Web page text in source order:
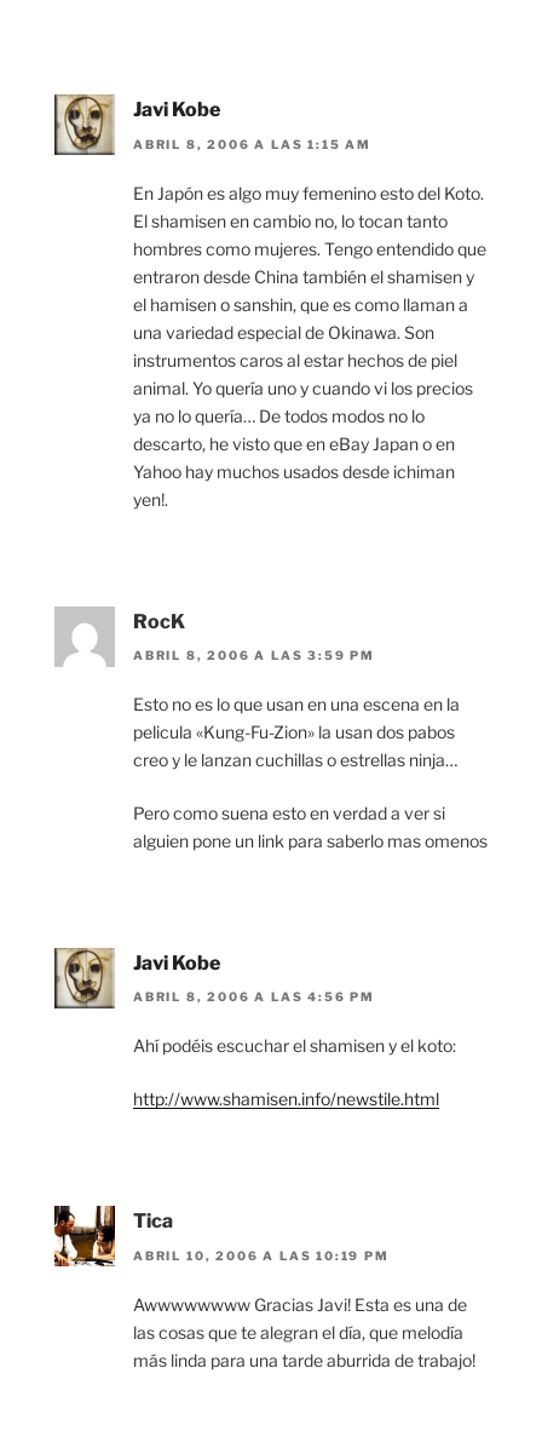
Javi Kobe
ABRIL 8, 2006 A LAS 1:15 AM
En Japón es algo muy femenino esto del Koto.
El shamisen en cambio no, lo tocan tanto
hombres como mujeres. Tengo entendido que
entraron desde China también el shamisen y
el hamisen o sanshin, que es como llaman a
una variedad especial de Okinawa. Son
instrumentos caros al estar hechos de piel
animal. Yo quería uno y cuando vi los precios
ya no lo quería… De todos modos no lo
descarto, he visto que en eBay Japan o en
Yahoo hay muchos usados desde ichiman
yen!.
RocK
ABRIL 8, 2006 A LAS 3:59 PM
Esto no es lo que usan en una escena en la
pelicula «Kung-Fu-Zion» la usan dos pabos
creo y le lanzan cuchillas o estrellas ninja…
Pero como suena esto en verdad a ver si
alguien pone un link para saberlo mas omenos
Javi Kobe
ABRIL 8, 2006 A LAS 4:56 PM
Ahí podéis escuchar el shamisen y el koto:
http://www.shamisen.info/newstile.html
Tica
ABRIL 10, 2006 A LAS 10:19 PM
Awwwwwwww Gracias Javi! Esta es una de
las cosas que te alegran el día, que melodía
más linda para una tarde aburrida de trabajo!